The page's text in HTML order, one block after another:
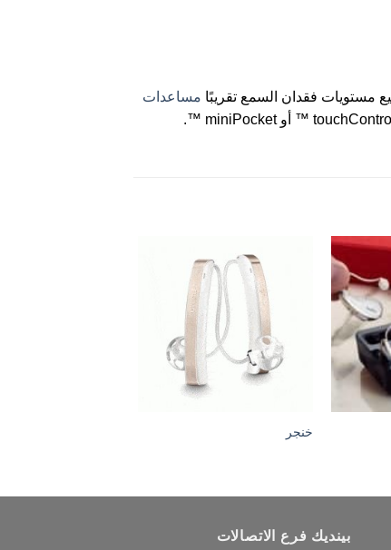
مساعدات
خنجر
بينديك فرع الاتصالات